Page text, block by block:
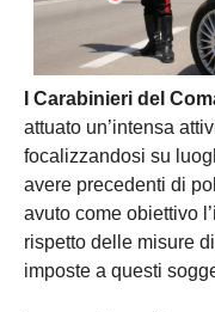
I Carabinieri del
attuato un’intensa
focalizzandosi su
avere precedenti di
avuto come obiettivo
rispetto delle misure
imposte a questi